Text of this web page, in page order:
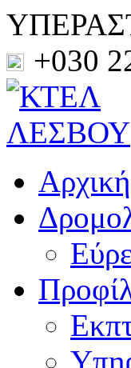
+030
Αρχική